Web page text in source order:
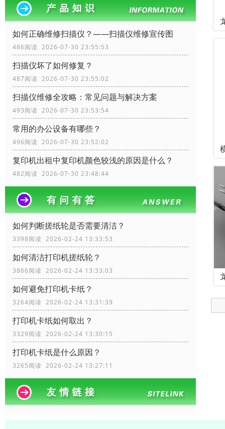
如何正确维修扫描仪？——扫描仪维修宣传图
486阅读 2026-07-30 23:55:53
扫描仪坏了如何修复？
487阅读 2026-07-30 23:55:02
扫描仪维修全攻略：常见问题与解决方案
493阅读 2026-07-30 23:53:54
常用的办公设备有哪些？
496阅读 2026-07-30 23:52:02
复印机出租中复印机颜色较浅的原因是什么？
482阅读 2026-07-30 23:48:44
如何判断搓纸轮是否需要清洁？
3398阅读 2026-02-24 13:33:53
如何清洁打印机搓纸轮？
3866阅读 2026-02-24 13:33:03
如何避免打印机卡纸？
3264阅读 2026-02-24 13:31:39
打印机卡纸如何取出？
3329阅读 2026-02-24 13:30:15
打印机卡纸是什么原因？
3265阅读 2026-02-24 13:27:11